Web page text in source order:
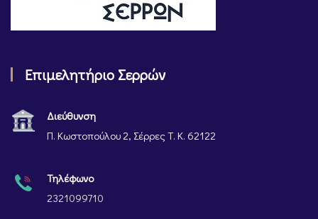
Επιμελητήριο Σερρών
Διεύθυνση
Π. Κωστοπούλου 2, Σέρρες Τ. Κ. 62122
Τηλέφωνο
2321099710